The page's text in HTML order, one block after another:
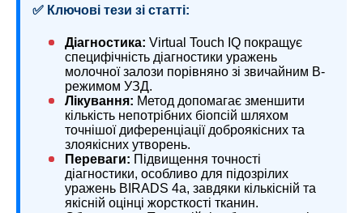
✅ Ключові тези зі статті:
Діагностика: Virtual Touch IQ покращує
специфічність діагностики уражень
молочної залози порівняно зі звичайним В-
режимом УЗД.
Лікування: Метод допомагає зменшити
кількість непотрібних біопсій шляхом
точнішої диференціації доброякісних та
злоякісних утворень.
Переваги: Підвищення точності
діагностики, особливо для підозрілих
уражень BIRADS 4а, завдяки кількісній та
якісній оцінці жорсткості тканин.